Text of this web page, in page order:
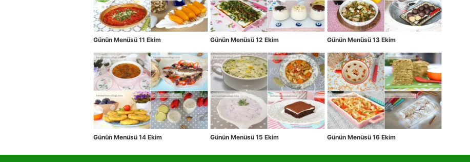
Günün Menüsü 11 Ekim Günün Menüsü 12 Ekim Günün Menüsü 13 Ekim
Günün Menüsü 14 Ekim Günün Menüsü 15 Ekim Günün Menüsü 16 Ekim